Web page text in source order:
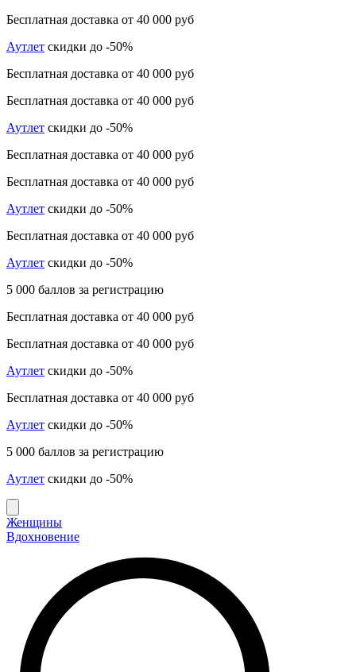
Бесплатная доставка от 40 000 руб
Аутлет скидки до -50%
Бесплатная доставка от 40 000 руб
Бесплатная доставка от 40 000 руб
Аутлет скидки до -50%
Бесплатная доставка от 40 000 руб
Бесплатная доставка от 40 000 руб
Аутлет скидки до -50%
Бесплатная доставка от 40 000 руб
Аутлет скидки до -50%
5 000 баллов за регистрацию
Бесплатная доставка от 40 000 руб
Бесплатная доставка от 40 000 руб
Аутлет скидки до -50%
Бесплатная доставка от 40 000 руб
Аутлет скидки до -50%
5 000 баллов за регистрацию
Аутлет скидки до -50%
Женщины
Вдохновение